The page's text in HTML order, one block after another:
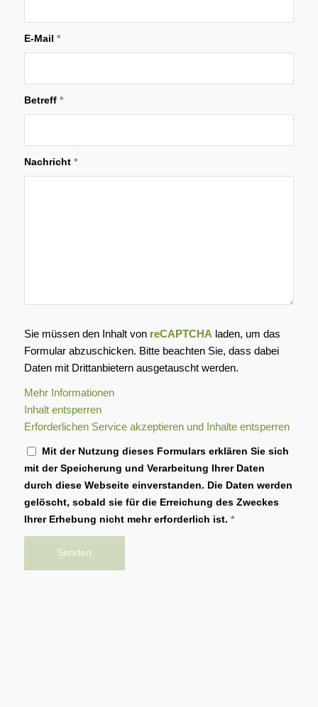
E-Mail *
Betreff *
Nachricht *
Sie müssen den Inhalt von reCAPTCHA laden, um das
Formular abzuschicken. Bitte beachten Sie, dass dabei
Daten mit Drittanbietern ausgetauscht werden.
Mehr Informationen
Inhalt entsperren
Erforderlichen Service akzeptieren und Inhalte entsperren
Mit der Nutzung dieses Formulars erklären Sie sich
mit der Speicherung und Verarbeitung Ihrer Daten
durch diese Webseite einverstanden. Die Daten werden
gelöscht, sobald sie für die Erreichung des Zweckes
Ihrer Erhebung nicht mehr erforderlich ist. *